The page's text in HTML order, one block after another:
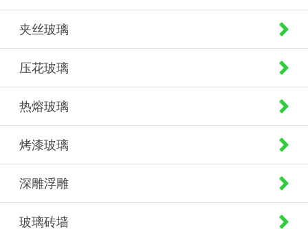
夹丝玻璃
压花玻璃
热熔玻璃
烤漆玻璃
深雕浮雕
玻璃砖墙